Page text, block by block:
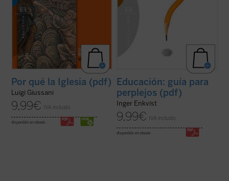
Por qué la Iglesia (pdf)
Luigi Giussani
9,99€ IVA incluido
disponible en ebook:
Educación: guía para
perplejos (pdf)
Inger Enkvist
9,99€ IVA incluido
disponible en ebook: